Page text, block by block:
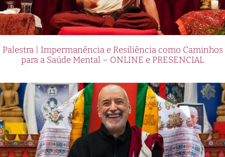
Palestra | Impermanência e Resiliência como Caminhos
para a Saúde Mental – ONLINE e PRESENCIAL